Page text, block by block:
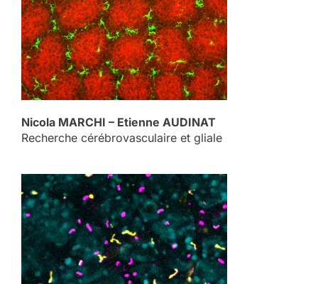
Nicola MARCHI – Etienne AUDINAT
Recherche cérébrovasculaire et gliale